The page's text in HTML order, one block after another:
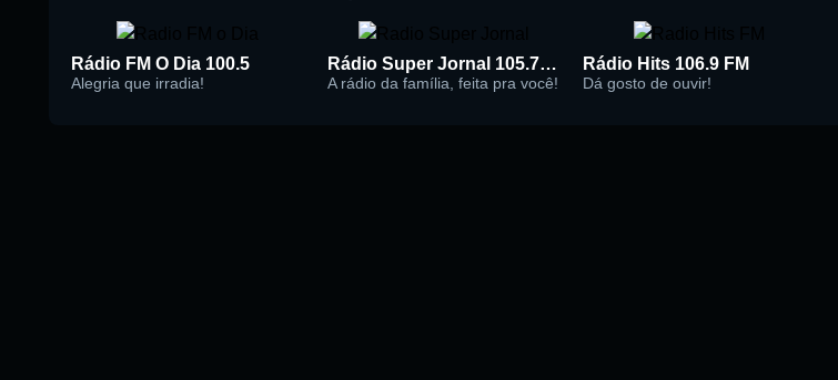
Rádio FM O Dia 100.5
Alegria que irradia!
Rádio Super Jornal 105.7 FM
A rádio da família, feita pra você!
Rádio Hits 106.9 FM
Dá gosto de ouvir!